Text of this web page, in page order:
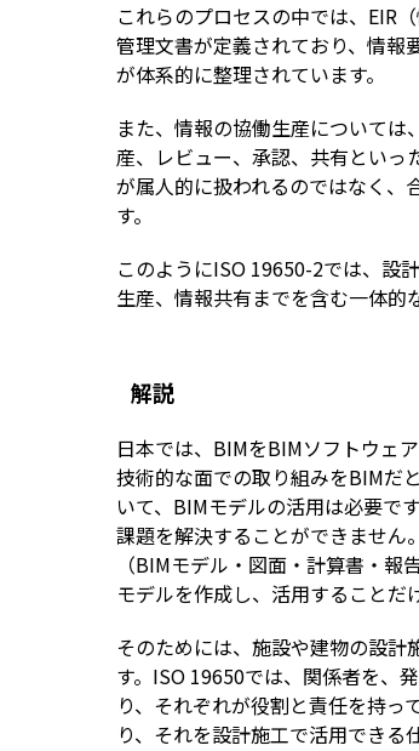
これらのプロセスの中では、EIR
管理文書が定義されており、情報
が体系的に整理されています。
また、情報の協働生産については
産、レビュー、承認、共有といっ
が属人的に扱われるのではなく、
す。
このようにISO 19650-2では、設
生産、情報共有までを含む一体的
解説
日本では、BIMをBIMソフトウェ
技術的な面での取り組みをBIMだ
いて、BIMモデルの活用は必要で
課題を解決することができません
（BIMモデル・図面・計算書・
モデルを作成し、活用することだ
そのためには、施設や建物の設計
す。ISO 19650では、関係者を、
り、それぞれが役割と責任を持
り、それを設計施工で活用できる